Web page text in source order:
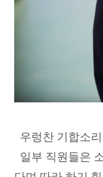
우렁찬 기합소
일부 직원들은